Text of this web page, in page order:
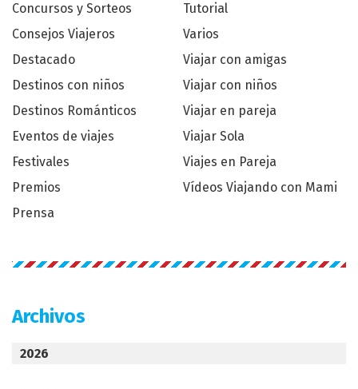
Concursos y Sorteos
Consejos Viajeros
Destacado
Destinos con niños
Destinos Románticos
Eventos de viajes
Festivales
Premios
Prensa
Tutorial
Varios
Viajar con amigas
Viajar con niños
Viajar en pareja
Viajar Sola
Viajes en Pareja
Vídeos Viajando con Mami
Archivos
2026